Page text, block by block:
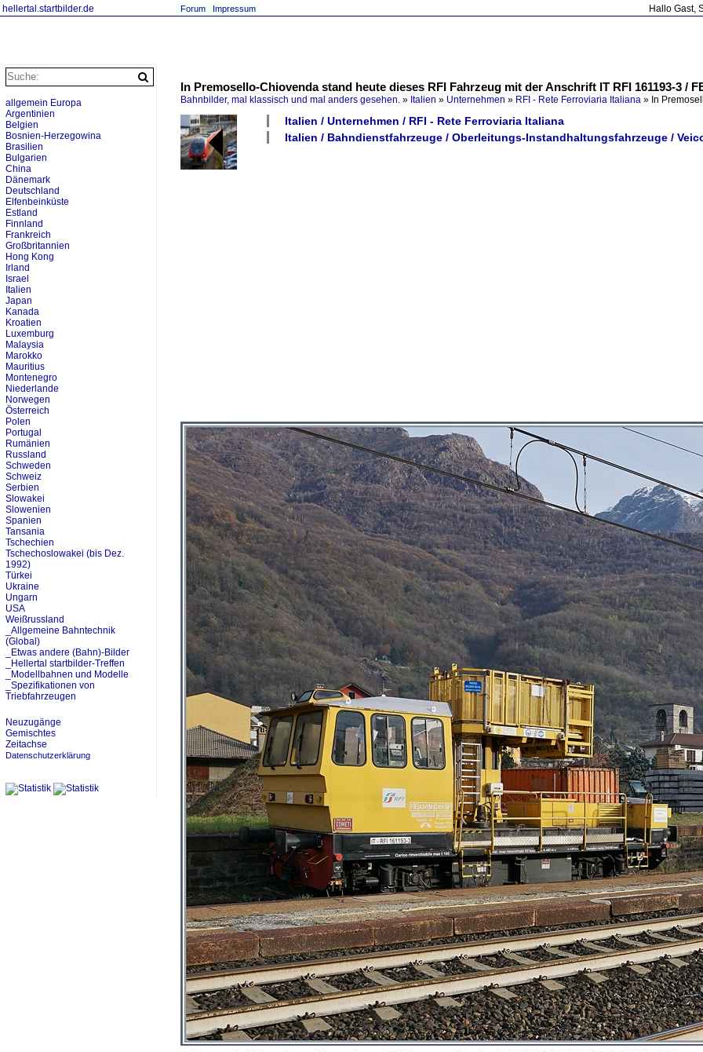
hellertal.startbilder.de Hallo Gast,
Forum Impressum
In Premosello-Chiovenda stand heute dieses RFI Fahrzeug mit der Anschrift IT RFI 161193-3 /
Bahnbilder, mal klassisch und mal anders gesehen. » Italien » Unternehmen » RFI - Rete Ferroviaria Italiana » In
Italien / Unternehmen / RFI - Rete Ferroviaria Italiana
Italien / Bahndienstfahrzeuge / Oberleitungs-Instandhaltungsfahrzeuge /
allgemein Europa
Argentinien
Belgien
Bosnien-Herzegowina
Brasilien
Bulgarien
China
Dänemark
Deutschland
Elfenbeinküste
Estland
Finnland
Frankreich
Großbritannien
Hong Kong
Irland
Israel
Italien
Japan
Kanada
Kroatien
Luxemburg
Malaysia
Marokko
Mauritius
Montenegro
Niederlande
Norwegen
Österreich
Polen
Portugal
Rumänien
Russland
Schweden
Schweiz
Serbien
Slowakei
Slowenien
Spanien
Tansania
Tschechien
Tschechoslowakei (bis Dez.
1992)
Türkei
Ukraine
Ungarn
USA
Weißrussland
_Allgemeine Bahntechnik
(Global)
_Etwas andere (Bahn)-Bilder
_Hellertal startbilder-Treffen
_Modellbahnen und Modelle
_Spezifikationen von
Triebfahrzeugen
Neuzugänge
Gemischtes
Zeitachse
Datenschutzerklärung